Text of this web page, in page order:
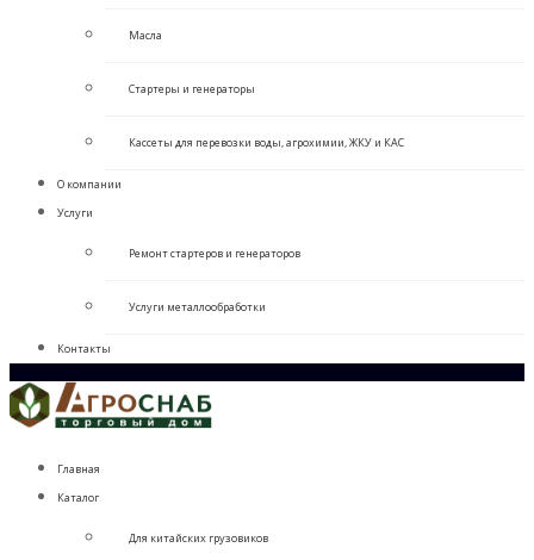
Масла
Стартеры и генераторы
Кассеты для перевозки воды, агрохимии, ЖКУ и КАС
О компании
Услуги
Ремонт стартеров и генераторов
Услуги металлообработки
Контакты
Главная
Каталог
Для китайских грузовиков